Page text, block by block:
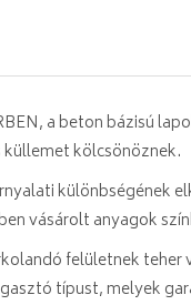
a beton bázisú
kölcsönöznek.
különbségének
vásárolt anyagok
felületnek
típust, melyek